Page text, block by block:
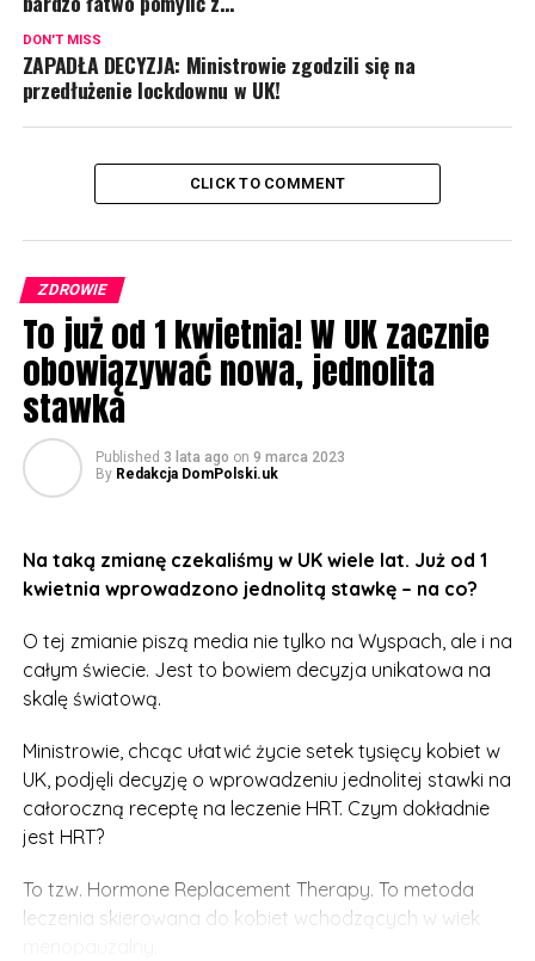
DON'T MISS
ZAPADŁA DECYZJA: Ministrowie zgodzili się na
przedłużenie lockdownu w UK!
CLICK TO COMMENT
ZDROWIE
To już od 1 kwietnia! W UK zacznie
obowiązywać nowa, jednolita
stawka
Published 3 lata ago on 9 marca 2023
By Redakcja DomPolski.uk
Na taką zmianę czekaliśmy w UK wiele lat. Już od 1
kwietnia wprowadzono jednolitą stawkę – na co?
O tej zmianie piszą media nie tylko na Wyspach, ale i na
całym świecie. Jest to bowiem decyzja unikatowa na
skalę światową.
Ministrowie, chcąc ułatwić życie setek tysięcy kobiet w
UK, podjęli decyzję o wprowadzeniu jednolitej stawki na
całoroczną receptę na leczenie HRT. Czym dokładnie
jest HRT?
To tzw. Hormone Replacement Therapy. To metoda
leczenia skierowana do kobiet wchodzących w wiek